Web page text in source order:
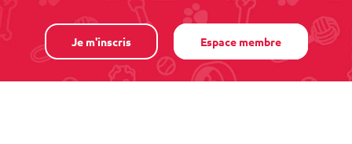
Je m'inscris Espace membre